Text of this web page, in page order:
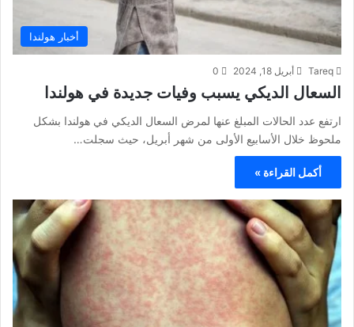
أخبار هولندا
Tareq أبريل 18, 2024 0
السعال الديكي يسبب وفيات جديدة في هولندا
ارتفع عدد الحالات المبلغ عنها لمرض السعال الديكي في هولندا بشكل
ملحوظ خلال الأسابيع الأولى من شهر أبريل، حيث سجلت…
أكمل القراءة »